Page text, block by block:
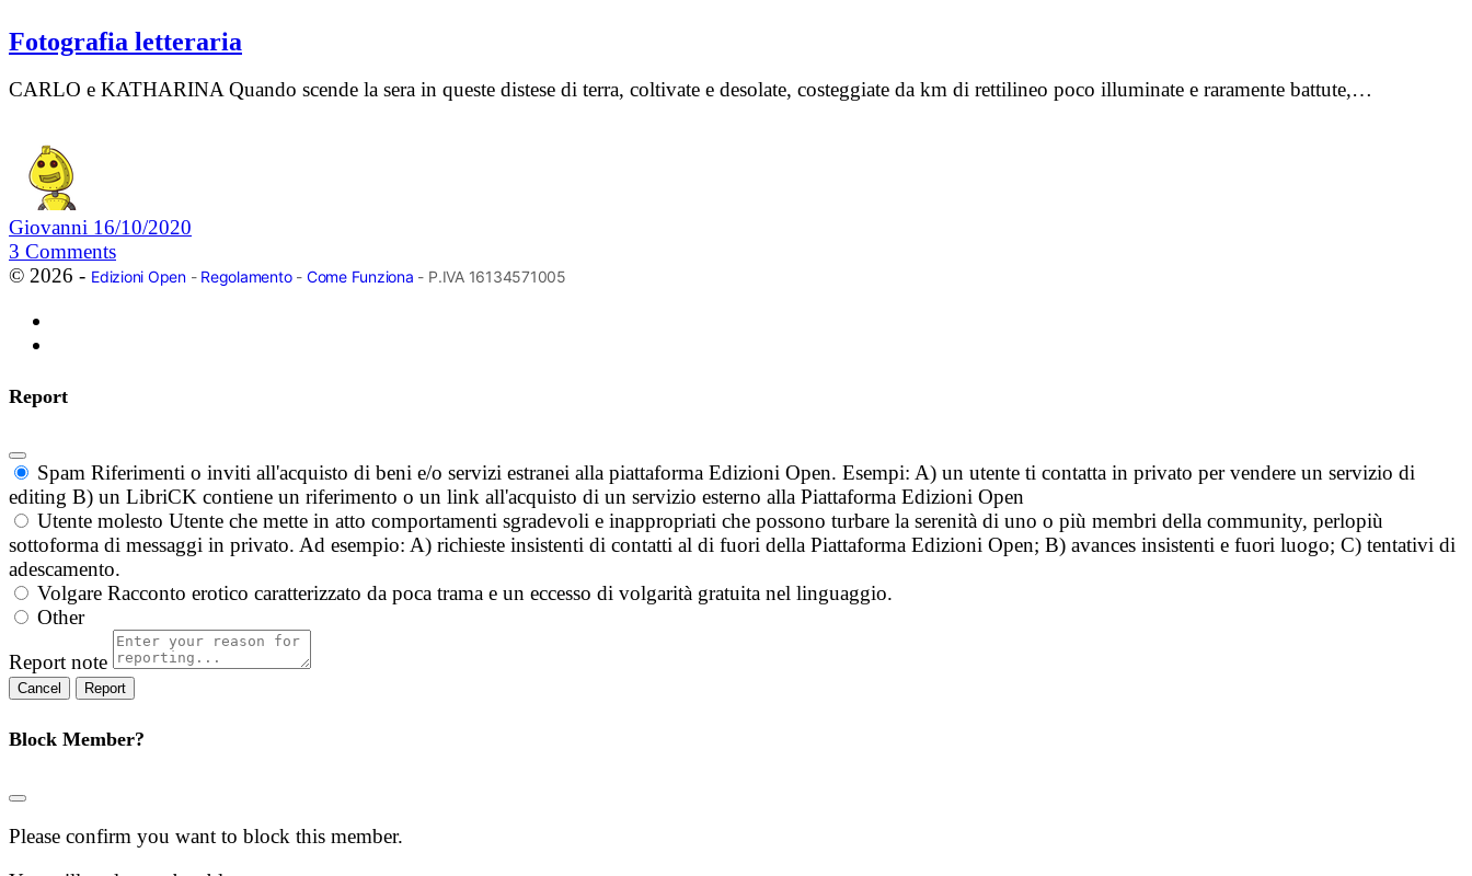
Fotografia letteraria
CARLO e KATHARINA Quando scende la sera in queste distese di terra, coltivate e desolate, costeggiate da km di rettilineo poco illuminate e raramente battute,…
Giovanni 16/10/2020
3 Comments
© 2026 - Edizioni Open- Regolamento- Come Funziona - P.IVA 16134571005
Report
Spam Riferimenti o inviti all'acquisto di beni e/o servizi estranei alla piattaforma Edizioni Open. Esempi: A) un utente ti contatta in privato per vendere un servizio di
editing B) un LibriCK contiene un riferimento o un link all'acquisto di un servizio esterno alla Piattaforma Edizioni Open
Utente molesto Utente che mette in atto comportamenti sgradevoli e inappropriati che possono turbare la serenità di uno o più membri della community, perlopiù
sottoforma di messaggi in privato. Ad esempio: A) richieste insistenti di contatti al di fuori della Piattaforma Edizioni Open; B) avances insistenti e fuori luogo; C) tentativi di
adescamento.
Volgare Racconto erotico caratterizzato da poca trama e un eccesso di volgarità gratuita nel linguaggio.
Other
Report note
Report
Block Member?
Please confirm you want to block this member.